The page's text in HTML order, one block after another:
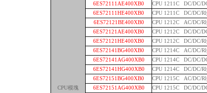
CPU模塊
6ES72111AE400XB0
CPU 1211C DC/DC/
6ES72111HE400XB0
CPU 1211C DC/DC/
6ES72121BE400XB0
CPU 1212C AC/DC/
6ES72121AE400XB0
CPU 1212C DC/DC/
6ES72121HE400XB0
CPU 1212C DC/DC/
6ES72141BG400XB0
CPU 1214C AC/DC/
6ES72141AG400XB0
CPU 1214C DC/DC/
6ES72141HG400XB0
CPU 1214C DC/DC/
6ES72151BG400XB0
CPU 1215C AC/DC/
6ES72151AG400XB0
CPU 1215C DC/DC/